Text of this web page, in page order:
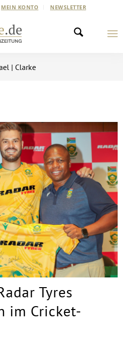
MEIN KONTO NEWSLETTER
| Clarke
Tyres
im Cricket-